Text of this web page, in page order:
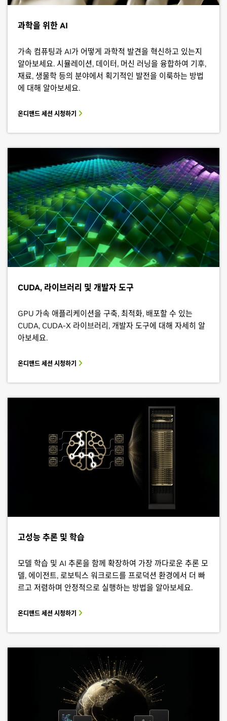
과학을 위한 AI
가속 컴퓨팅과 AI가 어떻게 과학적 발견을 혁신하고 있는지
알아보세요. 시뮬레이션, 데이터, 머신 러닝을 융합하여 기후,
재료, 생물학 등의 분야에서 획기적인 발전을 이룩하는 방법
에 대해 알아보세요.
온디맨드 세션 시청하기
CUDA, 라이브러리 및 개발자 도구
GPU 가속 애플리케이션을 구축, 최적화, 배포할 수 있는
CUDA, CUDA-X 라이브러리, 개발자 도구에 대해 자세히 알
아보세요.
온디맨드 세션 시청하기
고성능 추론 및 학습
모델 학습 및 AI 추론을 함께 확장하여 가장 까다로운 추론 모
델, 에이전트, 로보틱스 워크로드를 프로덕션 환경에서 더 빠
르고 저렴하며 안정적으로 실행하는 방법을 알아보세요.
온디맨드 세션 시청하기